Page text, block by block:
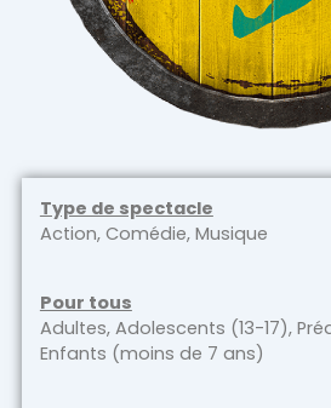
Type de spectacle
Action, Comédie, Musique
Pour tous
Adultes, Adolescents (13-17),
Enfants (moins de 7 ans)